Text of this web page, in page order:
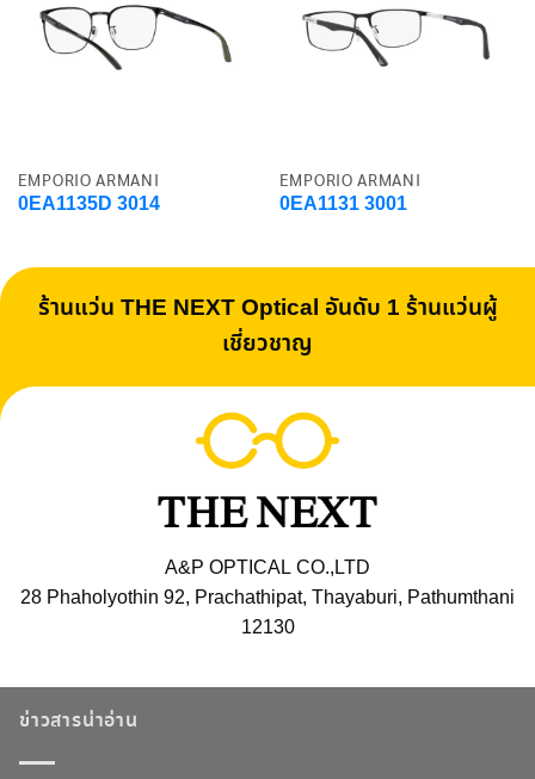
EMPORIO ARMANI
0EA1135D 3014
EMPORIO ARMANI
0EA1131 3001
ร้านแว่น THE NEXT Optical อันดับ 1 ร้านแว่นผู้
เชี่ยวชาญ
A&P OPTICAL CO.,LTD
28 Phaholyothin 92, Prachathipat, Thayaburi, Pathumthani
12130
ข่าวสารน่าอ่าน